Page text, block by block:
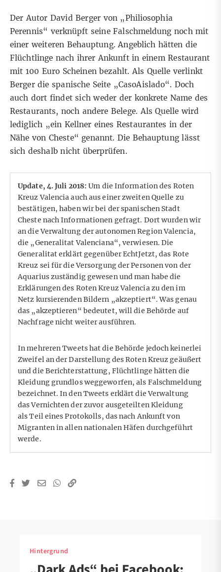
Der Autor David Berger von „Philiosophia
Perennis“ verknüpft seine Falschmeldung noch mit
einer weiteren Behauptung. Angeblich hätten die
Flüchtlinge nach ihrer Ankunft in einem Restaurant
mit 100 Euro Scheinen bezahlt. Als Quelle verlinkt
Berger die spanische Seite „CasoAislado“. Doch
auch dort findet sich weder der konkrete Name des
Restaurants, noch andere Belege. Als Quelle wird
lediglich „ein Kellner eines Restaurantes in der
Nähe von Cheste“ genannt. Die Behauptung lässt
sich deshalb nicht überprüfen.
Update, 4. Juli 2018:Um die Information des Roten
Kreuz Valencia auch aus einer zweiten Quelle zu
bestätigen, haben wir bei der spanischen Stadt
Cheste nach Informationen gefragt. Dort wurden wir
an die Verwaltung der autonomen Region Valencia,
die „Generalitat Valenciana“, verwiesen. Die
Generalitat erklärt gegenüber EchtJetzt, das Rote
Kreuz sei für die Versorgung der Personen von der
Aquarius zuständig gewesen und man habe die
Erklärungen des Roten Kreuz Valencia zu den im
Netz kursierenden Bildern „akzeptiert“. Was genau
das „akzeptieren“ bedeutet, will die Behörde auf
Nachfrage nicht weiter ausführen.
In mehrerenTweetshat die Behörde jedoch keinerlei
Zweifel an der Darstellung des Roten Kreuz geäußert
und die Berichterstattung, Flüchtlinge hätten die
Kleidung grundlos weggeworfen, als Falschmeldung
bezeichnet. In den Tweets erklärt die Verwaltung
das Vernichten der zuvor ausgeteilten Kleidung
als Teil eines Protokolls, das nach Ankunft von
Migranten in allen nationalen Häfen durchgeführt
werde.
Hintergrund